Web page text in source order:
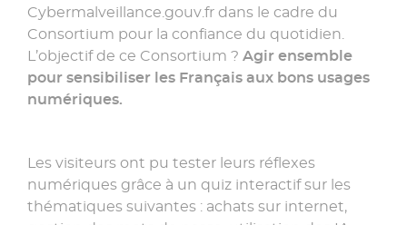
Cybermalveillance.gouv.fr dans le cadre du
Consortium pour la confiance du quotidien.
L’objectif de ce Consortium ? Agir ensemble
pour sensibiliser les Français aux bons usages
numériques.
Les visiteurs ont pu tester leurs réflexes
numériques grâce à un quiz interactif sur les
thématiques suivantes : achats sur internet,